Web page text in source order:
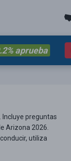
aprueba
Incluye preguntas
Arizona 2026.
utiliza